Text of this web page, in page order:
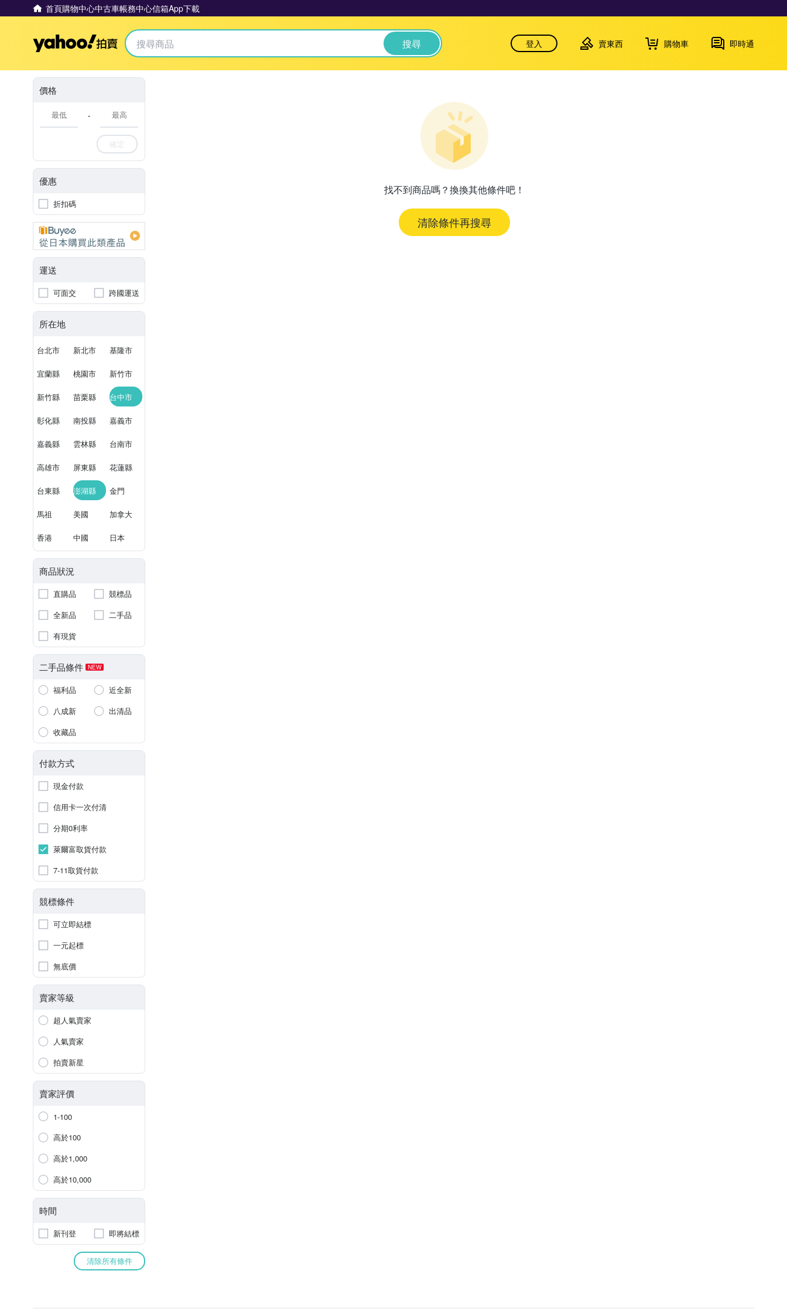
首頁購物中心中古車帳務中心信箱App下載
Yahoo拍賣 搜尋 登入 賣東西 購物車 即時通
價格
-
確定
優惠
折扣碼
運送
可面交 跨國運送
所在地
台北市 新北市 基隆市
宜蘭縣 桃園市 新竹市
新竹縣 苗栗縣 台中市
彰化縣 南投縣 嘉義市
嘉義縣 雲林縣 台南市
高雄市 屏東縣 花蓮縣
台東縣 澎湖縣 金門
馬祖 美國 加拿大
香港 中國 日本
商品狀況
直購品
競標品
全新品
二手品
有現貨
二手品條件 NEW
福利品
近全新
八成新
出清品
收藏品
付款方式
現金付款
信用卡一次付清
分期0利率
萊爾富取貨付款
7-11取貨付款
競標條件
可立即結標
一元起標
無底價
賣家等級
超人氣賣家
人氣賣家
拍賣新星
賣家評價
1-100
高於100
高於1,000
高於10,000
時間
新刊登 即將結標
清除所有條件
找不到商品嗎？換換其他條件吧！
清除條件再搜尋